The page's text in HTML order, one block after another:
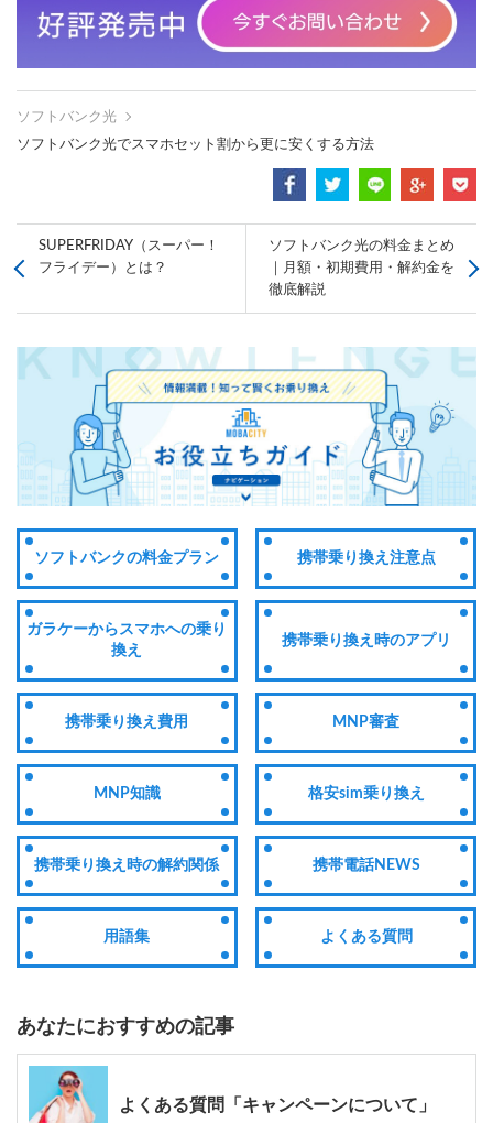
ソフトバンク光
ソフトバンク光でスマホセット割から更に安くする方法
SUPERFRIDAY（スーパー！
フライデー）とは？
ソフトバンク光の料金まとめ
｜月額・初期費用・解約金を
徹底解説
ソフトバンクの料金プラン 携帯乗り換え注意点
ガラケーからスマホへの乗り
換え
携帯乗り換え時のアプリ
携帯乗り換え費用 MNP審査
MNP知識 格安sim乗り換え
携帯乗り換え時の解約関係 携帯電話NEWS
用語集 よくある質問
あなたにおすすめの記事
よくある質問「キャンペーンについて」